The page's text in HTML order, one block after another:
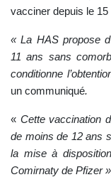
vacciner depuis le
« La HAS propose
11 ans sans
conditionne
un communiqué.
« Cette vaccination
de moins de 12 ans
la mise à
Comirnaty de Pfizer